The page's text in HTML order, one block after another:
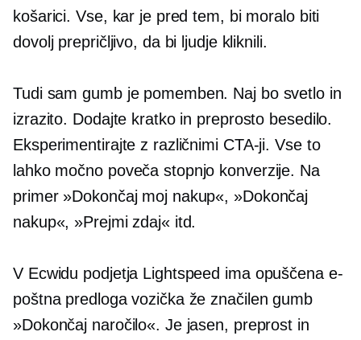
košarici. Vse, kar je pred tem, bi moralo biti
dovolj prepričljivo, da bi ljudje kliknili.
Tudi sam gumb je pomemben. Naj bo svetlo in
izrazito. Dodajte kratko in preprosto besedilo.
Eksperimentirajte z različnimi CTA-ji. Vse to
lahko močno poveča stopnjo konverzije. Na
primer »Dokončaj moj nakup«, »Dokončaj
nakup«, »Prejmi zdaj« itd.
V Ecwidu podjetja Lightspeed ima opuščena e-
poštna predloga vozička že značilen gumb
»Dokončaj naročilo«. Je jasen, preprost in